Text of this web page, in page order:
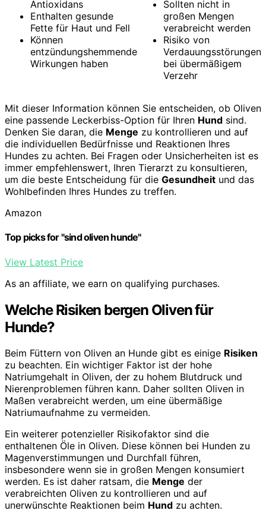
Antioxidans
Enthalten gesunde
Fette für Haut und Fell
Können
entzündungshemmende
Wirkungen haben
Sollten nicht in
großen Mengen
verabreicht werden
Risiko von
Verdauungsstörungen
bei übermäßigem
Verzehr
Mit dieser Information können Sie entscheiden, ob Oliven
eine passende Leckerbiss-Option für Ihren Hund sind.
Denken Sie daran, die Menge zu kontrollieren und auf
die individuellen Bedürfnisse und Reaktionen Ihres
Hundes zu achten. Bei Fragen oder Unsicherheiten ist es
immer empfehlenswert, Ihren Tierarzt zu konsultieren,
um die beste Entscheidung für die Gesundheit und das
Wohlbefinden Ihres Hundes zu treffen.
Amazon
Top picks for "sind oliven hunde"
View Latest Price
As an affiliate, we earn on qualifying purchases.
Welche Risiken bergen Oliven für
Hunde?
Beim Füttern von Oliven an Hunde gibt es einige Risiken
zu beachten. Ein wichtiger Faktor ist der hohe
Natriumgehalt in Oliven, der zu hohem Blutdruck und
Nierenproblemen führen kann. Daher sollten Oliven in
Maßen verabreicht werden, um eine übermäßige
Natriumaufnahme zu vermeiden.
Ein weiterer potenzieller Risikofaktor sind die
enthaltenen Öle in Oliven. Diese können bei Hunden zu
Magenverstimmungen und Durchfall führen,
insbesondere wenn sie in großen Mengen konsumiert
werden. Es ist daher ratsam, die Menge der
verabreichten Oliven zu kontrollieren und auf
unerwünschte Reaktionen beim Hund zu achten.